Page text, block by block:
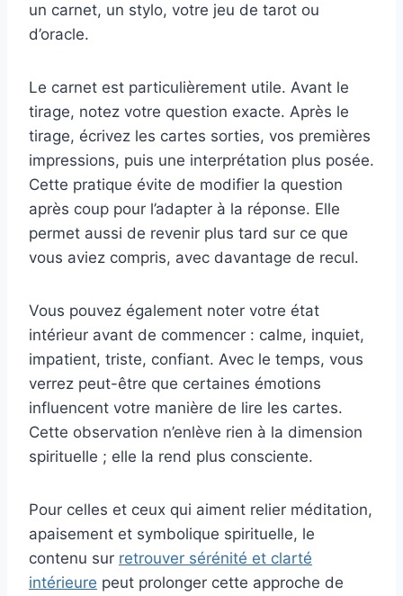
un carnet, un stylo, votre jeu de tarot ou
d’oracle.
Le carnet est particulièrement utile. Avant le
tirage, notez votre question exacte. Après le
tirage, écrivez les cartes sorties, vos premières
impressions, puis une interprétation plus posée.
Cette pratique évite de modifier la question
après coup pour l’adapter à la réponse. Elle
permet aussi de revenir plus tard sur ce que
vous aviez compris, avec davantage de recul.
Vous pouvez également noter votre état
intérieur avant de commencer : calme, inquiet,
impatient, triste, confiant. Avec le temps, vous
verrez peut-être que certaines émotions
influencent votre manière de lire les cartes.
Cette observation n’enlève rien à la dimension
spirituelle ; elle la rend plus consciente.
Pour celles et ceux qui aiment relier méditation,
apaisement et symbolique spirituelle, le
contenu sur retrouver sérénité et clarté
intérieure peut prolonger cette approche de